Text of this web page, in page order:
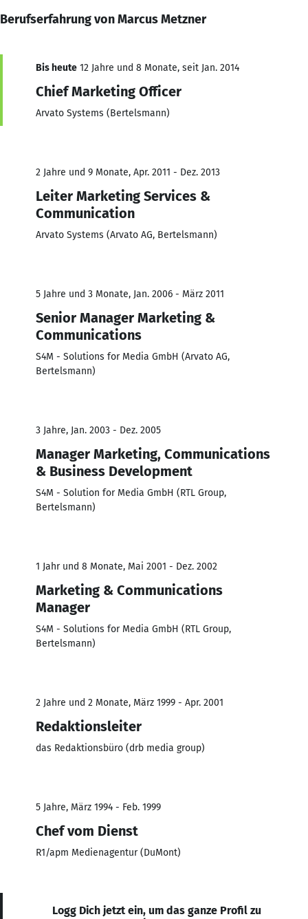
Berufserfahrung von Marcus Metzner
Bis heute 12 Jahre und 8 Monate, seit Jan. 2014
Chief Marketing Officer
Arvato Systems (Bertelsmann)
2 Jahre und 9 Monate, Apr. 2011 - Dez. 2013
Leiter Marketing Services &
Communication
Arvato Systems (Arvato AG, Bertelsmann)
5 Jahre und 3 Monate, Jan. 2006 - März 2011
Senior Manager Marketing &
Communications
S4M - Solutions for Media GmbH (Arvato AG,
Bertelsmann)
3 Jahre, Jan. 2003 - Dez. 2005
Manager Marketing, Communications
& Business Development
S4M - Solution for Media GmbH (RTL Group,
Bertelsmann)
1 Jahr und 8 Monate, Mai 2001 - Dez. 2002
Marketing & Communications
Manager
S4M - Solutions for Media GmbH (RTL Group,
Bertelsmann)
2 Jahre und 2 Monate, März 1999 - Apr. 2001
Redaktionsleiter
das Redaktionsbüro (drb media group)
5 Jahre, März 1994 - Feb. 1999
Chef vom Dienst
R1/apm Medienagentur (DuMont)
Logg Dich jetzt ein, um das ganze Profil zu